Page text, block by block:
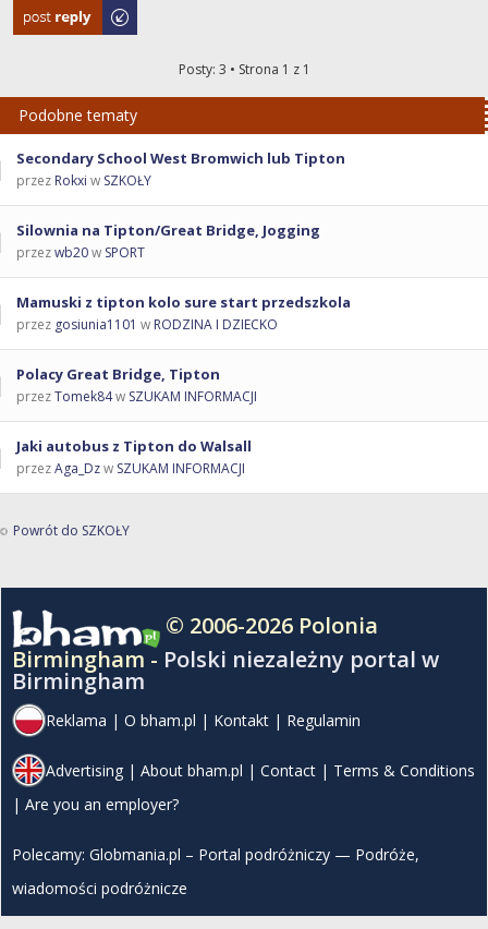
Odpowiedz
Posty: 3 • Strona 1 z 1
Podobne tematy
Secondary School West Bromwich lub Tipton
przez Rokxi w SZKOŁY
Silownia na Tipton/Great Bridge, Jogging
przezwb20w SPORT
Mamuski z tipton kolo sure start przedszkola
przez gosiunia1101 w RODZINA I DZIECKO
Polacy Great Bridge, Tipton
przezTomek84w SZUKAM INFORMACJI
Jaki autobus z Tipton do Walsall
przezAga_Dzw SZUKAM INFORMACJI
Powrót do SZKOŁY
© 2006-2026 Polonia
Birmingham - Polski niezależny portal w
Birmingham
Reklama | O bham.pl | Kontakt | Regulamin
Advertising | About bham.pl | Contact | Terms & Conditions
| Are you an employer?
Polecamy: Globmania.pl – Portal podróżniczy — Podróże,
wiadomości podróżnicze